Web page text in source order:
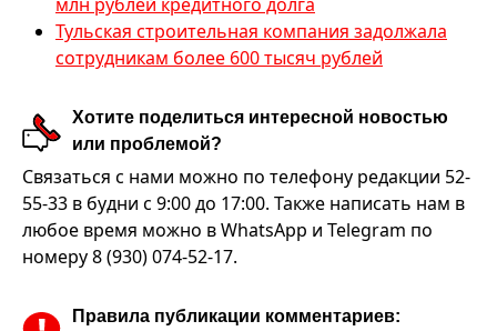
Тульская строительная компания задолжала
сотрудникам более 600 тысяч рублей
Хотите поделиться интересной новостью
или проблемой?
Связаться с нами можно по телефону редакции 52-
55-33 в будни с 9:00 до 17:00. Также написать нам в
любое время можно в WhatsApp и Telegram по
номеру 8 (930) 074-52-17.
Правила публикации комментариев: